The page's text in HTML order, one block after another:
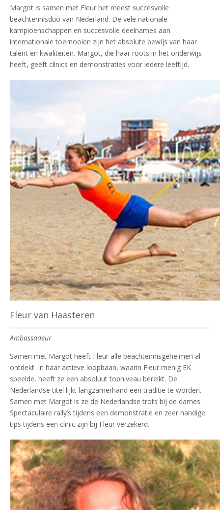
Margot is samen met Fleur het meest succesvolle
beachtennisduo van Nederland. De vele nationale
kampioenschappen en succesvolle deelnames aan
internationale toernooien zijn het absolute bewijs van haar
talent en kwaliteiten. Margot, die haar roots in het onderwijs
heeft, geeft clinics en demonstraties voor iedere leeftijd.
Fleur van Haasteren
Ambassadeur
Samen met Margot heeft Fleur alle beachtennisgeheimen al
ontdekt. In haar actieve loopbaan, waarin Fleur menig EK
speelde, heeft ze een absoluut topniveau bereikt. De
Nederlandse titel lijkt langzamerhand een traditie te worden.
Samen met Margot is ze de Nederlandse trots bij de dames.
Spectaculaire rally’s tijdens een demonstratie en zeer handige
tips tijdens een clinic zijn bij Fleur verzekerd.